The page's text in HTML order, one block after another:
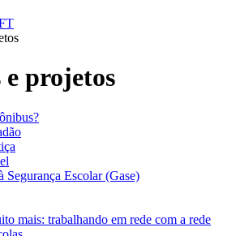
projetos
Segurança Escolar (Gase)
mais: trabalhando em rede com a rede